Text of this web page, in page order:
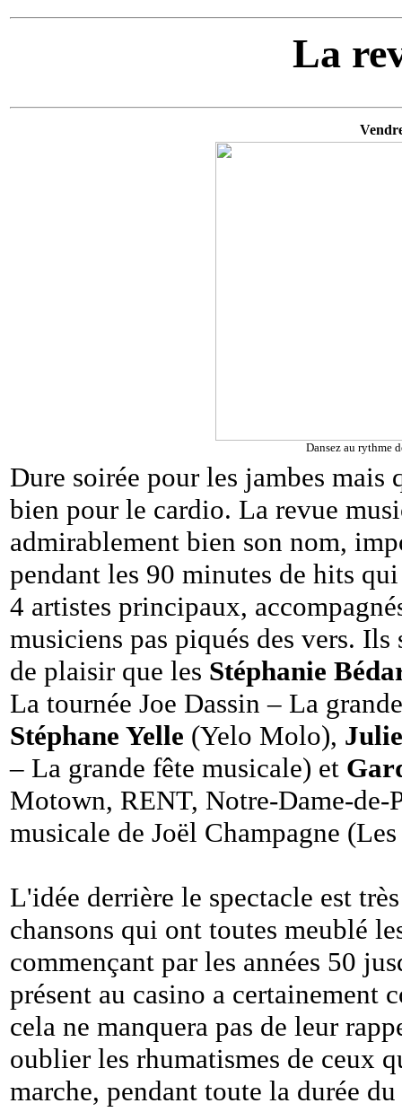
La
Dansez au rythme
Dure soirée pour les jambes mais
bien pour le cardio. La revue
admirablement bien son nom,
pendant les 90 minutes de hits
4 artistes principaux,
musiciens pas piqués des vers.
de plaisir que les Stéphanie
La tournée Joe Dassin – La
Stéphane Yelle (Yelo Molo),
– La grande fête musicale) et
Motown, RENT, Notre-Dame-
musicale de Joël Champagne
L'idée derrière le spectacle est
chansons qui ont toutes meublé
commençant par les années 50
présent au casino a certainement
cela ne manquera pas de leur
oublier les rhumatismes de ceux
marche, pendant toute la durée